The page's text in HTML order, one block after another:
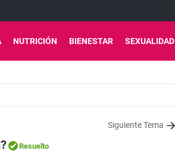
NUTRICIÓN BIENESTAR SEXUALIDAD
Siguiente Tema
Resuelto